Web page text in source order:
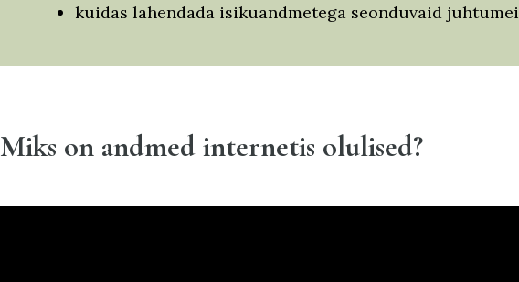
kuidas lahendada isikuandmetega seonduvaid
Miks on andmed internetis olulised?